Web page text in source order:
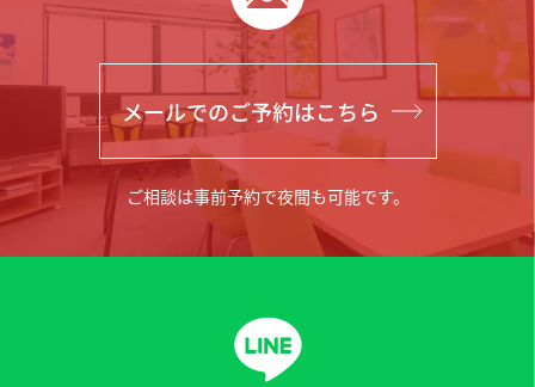
ご相談は事前予約で夜間も可能です。